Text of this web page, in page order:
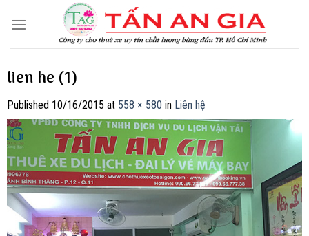
lien he (1)
Published 10/16/2015 at 558 × 580 in Liên hệ